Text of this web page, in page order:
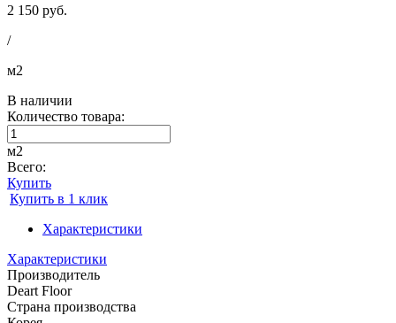
2 150 руб.
/
м2
В наличии
Количество товара:
м2
Всего:
Купить
Купить в 1 клик
Характеристики
Характеристики
Производитель
Deart Floor
Страна производства